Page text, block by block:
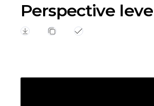
Perspective